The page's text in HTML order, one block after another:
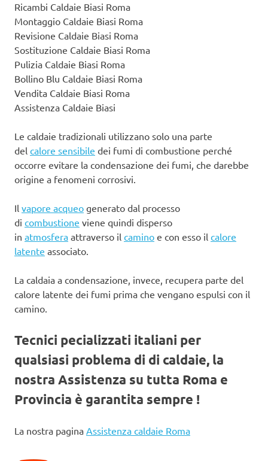
Ricambi Caldaie Biasi Roma
Montaggio Caldaie Biasi Roma
Revisione Caldaie Biasi Roma
Sostituzione Caldaie Biasi Roma
Pulizia Caldaie Biasi Roma
Bollino Blu Caldaie Biasi Roma
Vendita Caldaie Biasi Roma
Assistenza Caldaie Biasi
Le caldaie tradizionali utilizzano solo una parte
del calore sensibile dei fumi di combustione perché
occorre evitare la condensazione dei fumi, che darebbe
origine a fenomeni corrosivi.
Il vapore acqueo generato dal processo
di combustione viene quindi disperso
in atmosfera attraverso il camino e con esso il calore
latente associato.
La caldaia a condensazione, invece, recupera parte del
calore latente dei fumi prima che vengano espulsi con il
camino.
Tecnici pecializzati italiani per
qualsiasi problema di di caldaie, la
nostra Assistenza su tutta Roma e
Provincia è garantita sempre !
La nostra pagina Assistenza caldaie Roma